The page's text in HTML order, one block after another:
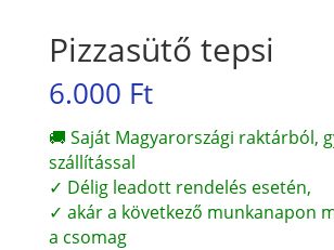
Pizzasütő tepsi
6.000 Ft
🚚 Saját Magyarországi raktárból,
szállítással
✓ Délig leadott rendelés esetén,
✓ akár a következő munkanapon
a csomag